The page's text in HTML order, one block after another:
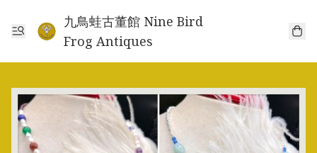
九鳥蛙古董館 Nine Bird
Frog Antiques